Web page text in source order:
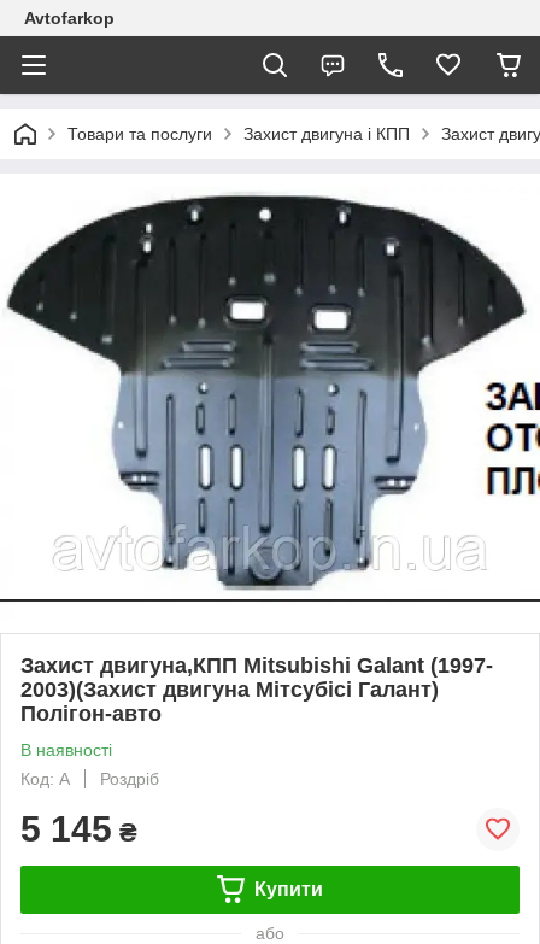
Avtofarkop
Товари та послуги Захист двигуна і КПП Захист
Захист двигуна,КПП Mitsubishi Galant (1997-
2003)(Захист двигуна Мітсубісі Галант)
Полігон-авто
В наявності
Код: A
Роздріб
5 145 ₴
Купити
або